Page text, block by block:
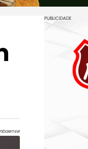
PUBLICIDADE